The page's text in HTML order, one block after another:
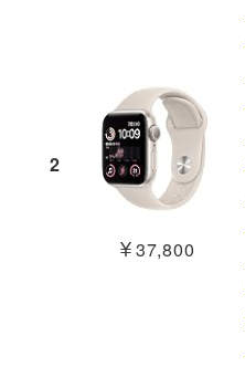
2
￥37,800